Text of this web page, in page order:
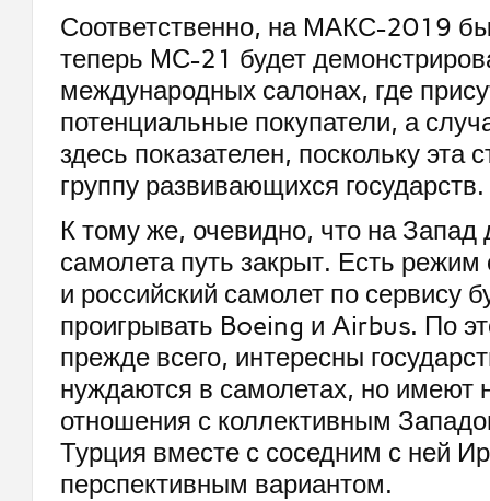
Соответственно, на МАКС-2019
теперь МС-21 будет
международных салонах, где
потенциальные покупатели, а
здесь показателен, поскольку эта
группу развивающихся государств.
К тому же, очевидно, что на Запад
самолета путь закрыт. Есть режим
и российский самолет по сервису
проигрывать Boeing и Airbus. По
прежде всего, интересны
нуждаются в самолетах, но имеют
отношения с коллективным
Турция вместе с соседним с ней
перспективным вариантом.